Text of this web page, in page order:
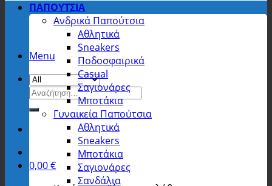
Menu
Αναζήτηση
για:
0,00€
ΠΑΠΟΥΤΣΙΑ
Ανδρικά Παπούτσια
Αθλητικά
Sneakers
Ποδοσφαιρικά
Casual
Σαγιονάρες
Μποτάκια
Γυναικεία Παπούτσια
Αθλητικά
Sneakers
Μποτάκια
Σαγιονάρες
Σανδάλια